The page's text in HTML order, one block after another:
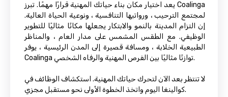
يعد اختيار مكان بناء حياتك المهنية قرارًا مهمًا. تبرز Coalinga
لمجتمع الترحيب ، ورواتبها التنافسية ، ونوعية الحياة العالية.
إن التزام المدينة بالنمو والابتكار يجعلها مكانًا مثاليًا للتطوير
الوظيفي. مع الطقس المشمس على مدار العام ، والمناظر
الطبيعية الخلابة ، ومسافة قصيرة إلى المدن الرئيسية ، يوفر
Coalinga توازنًا مثاليًا بين الفرص المهنية والرفاه الشخصي.
لا تنتظر بعد الآن لتحرك حياتك المهنية. استكشاف الوظائف في
كوالينغا اليوم واتخذ الخطوة الأولى نحو مستقبل مجزي.